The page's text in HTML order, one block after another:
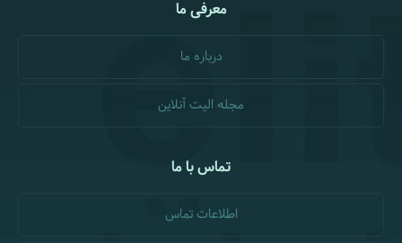
معرفی ما
درباره ما
مجله الیت آنلاین
تماس با ما
اطلاعات تماس